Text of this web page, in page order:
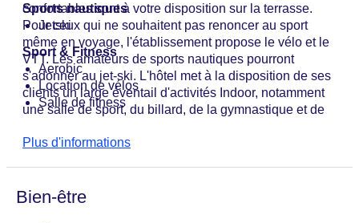
confortables sont à votre disposition sur la terrasse.
Pour ceux qui ne souhaitent pas renoncer au sport
même en voyage, l'établissement propose le vélo et le
VTT. Les amateurs de sports nautiques pourront
s'adonner au jet-ski. L'hôtel met à la disposition de ses
clients un large éventail d'activités Indoor, notamment
une salle de sport, du billard, de la gymnastique et de
être comprenant un spa, un sauna, un hammam, un
concerts.
Sports nautiques
Jetski
Sport & Fitness
Aerobic
Location de vélos
Salle de fitness
Plus d'informations
Bien-être